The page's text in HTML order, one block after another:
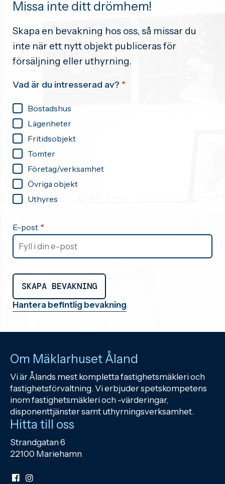
Missa inte ditt drömhem!
E-post
Vad är du intresserad av?
Bostadshus
Företag/verksamhet
Fritidsobjekt
Lägenheter
Övriga objekt
Tomter
Uthyres
Skapa en bevakning hos oss, så missar du
inte när ett nytt objekt publiceras för
försäljning eller uthyrning.
Hantera befintlig bevakning
Om Mäklarhuset Åland
Vi är Ålands mest kompletta fastighetsmäkleri och
fastighetsförvaltning. Vi erbjuder spetskompetens
inom fastighetsmäkleri och -värderingar,
disponenttjänster samt uthyrningsverksamhet.
Hitta till oss
Strandgatan 6
22100 Mariehamn